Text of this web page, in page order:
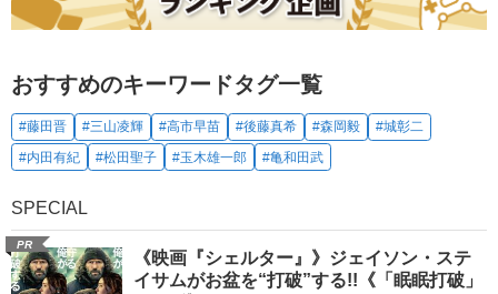
おすすめのキーワードタグ一覧
#藤田晋 #三山凌輝 #高市早苗 #後藤真希 #森岡毅
#城彰二
#内田有紀
#松田聖子 #玉木雄一郎 #亀和田武
SPECIAL
PR
《映画『シェルター』》ジェイソン・ステ
イサムがお盆を“打破”する!!《「眠眠打破」